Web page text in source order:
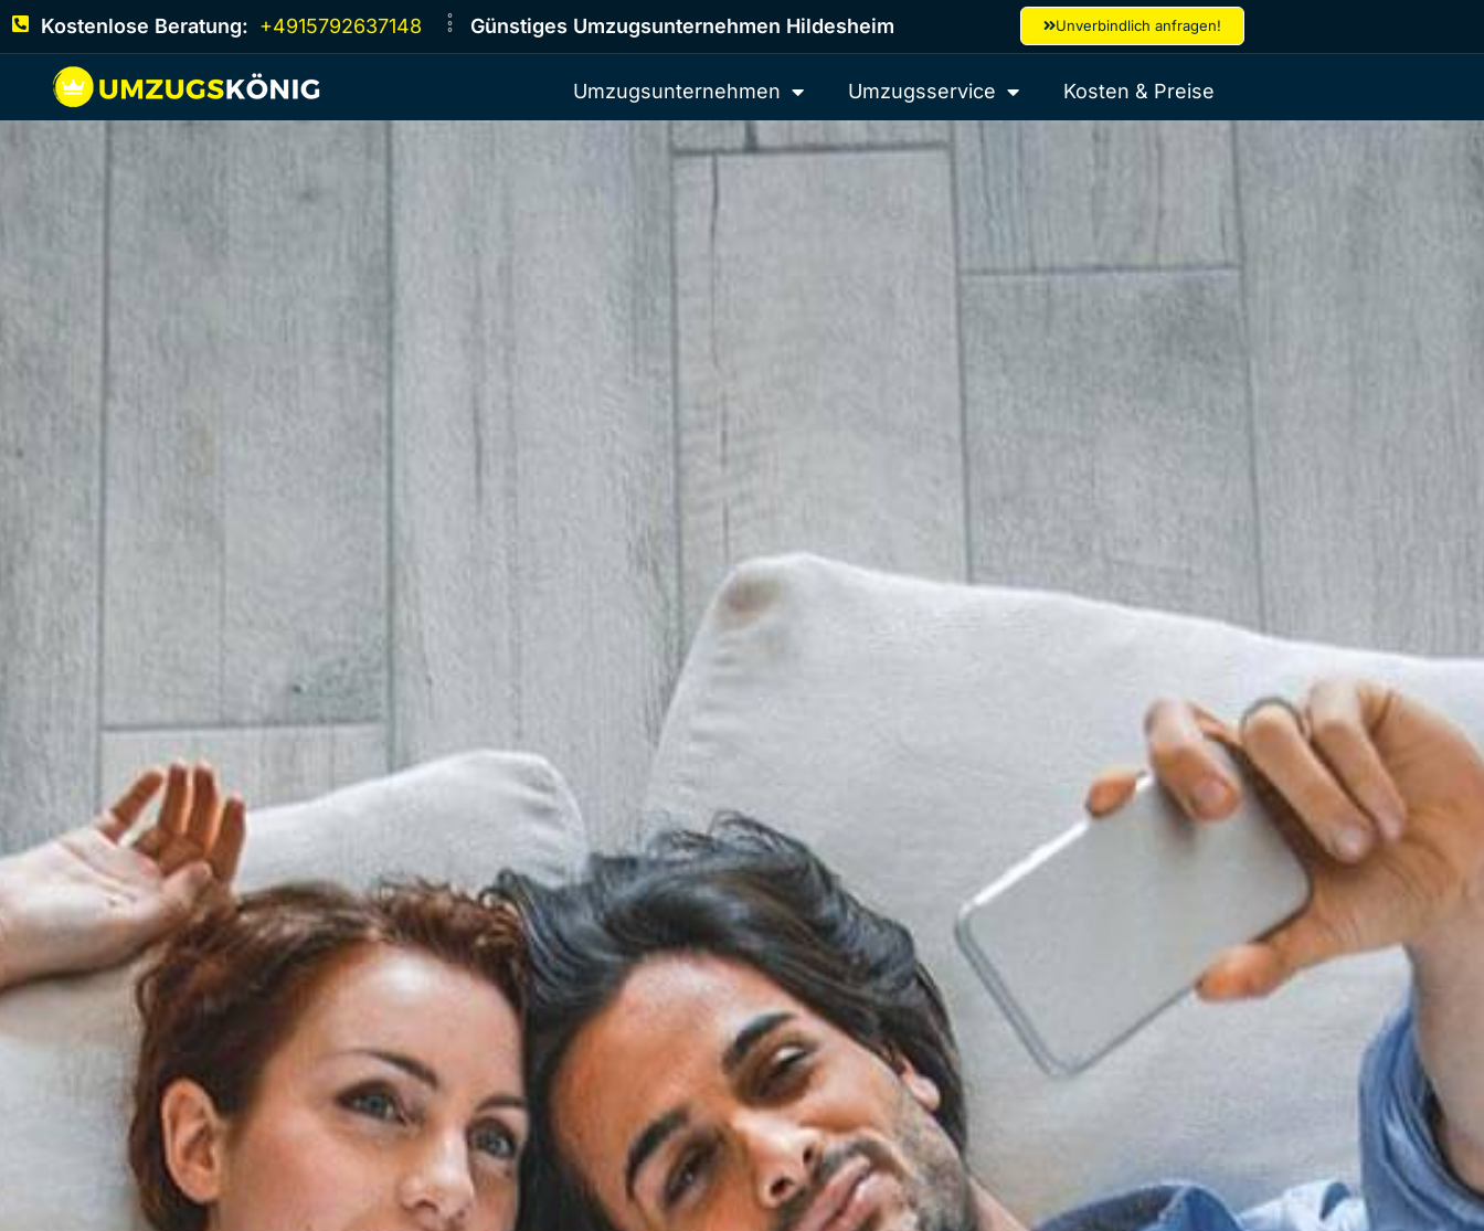
Kostenlose Beratung: +4915792637148 Günstiges Umzugsunternehmen Hildesheim Unverbindlich anfragen!
Umzugsunternehmen Umzugsservice Kosten & Preise